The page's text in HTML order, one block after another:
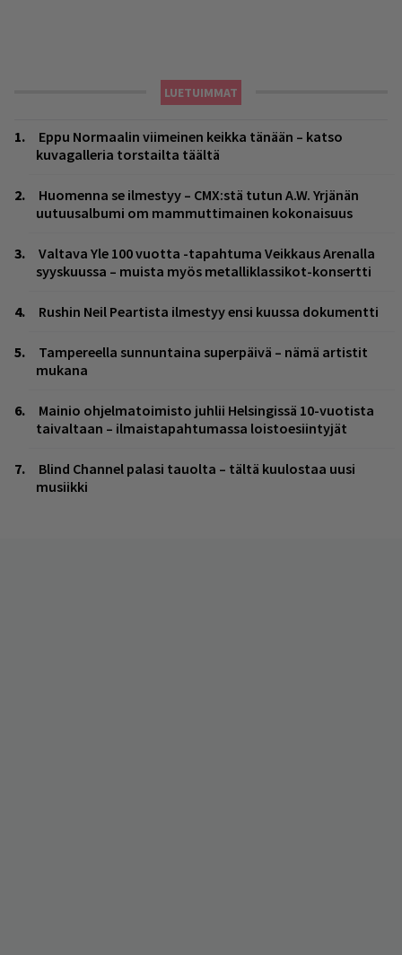
LUETUIMMAT
Eppu Normaalin viimeinen keikka tänään – katso
kuvagalleria torstailta täältä
Huomenna se ilmestyy – CMX:stä tutun A.W. Yrjänän
uutuusalbumi om mammuttimainen kokonaisuus
Valtava Yle 100 vuotta -tapahtuma Veikkaus Arenalla
syyskuussa – muista myös metalliklassikot-konsertti
Rushin Neil Peartista ilmestyy ensi kuussa dokumentti
Tampereella sunnuntaina superpäivä – nämä artistit
mukana
Mainio ohjelmatoimisto juhlii Helsingissä 10-vuotista
taivaltaan – ilmaistapahtumassa loistoesiintyjät
Blind Channel palasi tauolta – tältä kuulostaa uusi
musiikki